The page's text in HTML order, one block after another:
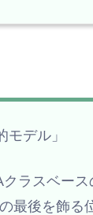
デル」
クラスベー
最後を飾